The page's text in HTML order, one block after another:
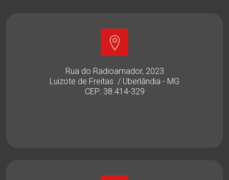
Rua do Radioamador, 2023
Luizote de Freitas / Uberlândia - MG
CEP: 38.414-329